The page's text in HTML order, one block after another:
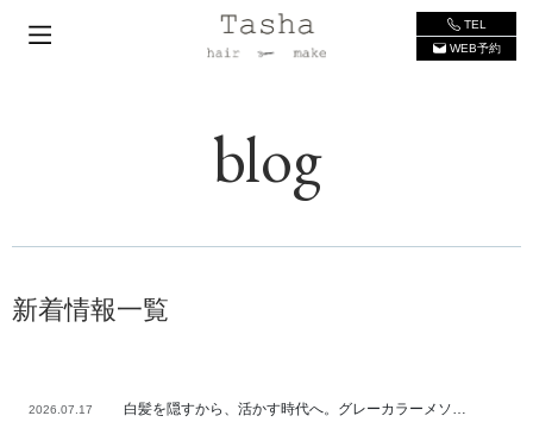
TEL
WEB予約
blog
新着情報一覧
2026.07.17 白髪を隠すから、活かす時代へ。グレーカラーメソ…